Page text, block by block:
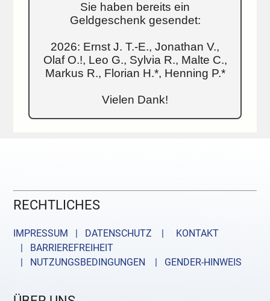
Sie haben bereits ein
Geldgeschenk gesendet:
2026: Ernst J. T.-E., Jonathan V.,
Olaf O.!, Leo G., Sylvia R., Malte C.,
Markus R., Florian H.*, Henning P.*
Vielen Dank!
RECHTLICHES
IMPRESSUM | DATENSCHUTZ |
KONTAKT
| BARRIEREFREIHEIT
| NUTZUNGSBEDINGUNGEN
| GENDER-HINWEIS